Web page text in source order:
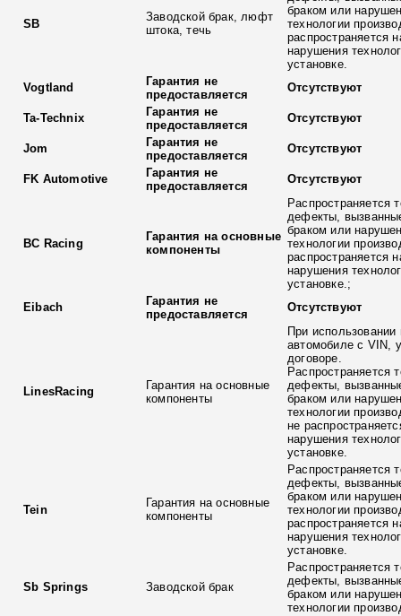
SB
Заводской брак, люфт
штока, течь
браком или
технологии
распространяется
нарушения
установке.
Vogtland
Гарантия не
предоставляется
Отсутствуют
Ta-Technix
Гарантия не
предоставляется
Отсутствуют
Jom
Гарантия не
предоставляется
Отсутствуют
FK Automotive
Гарантия не
предоставляется
Отсутствуют
BC Racing
Гарантия на основные
компоненты
Распространяется
дефекты,
браком или
технологии
распространяется
нарушения
установке.;
Eibach
Гарантия не
предоставляется
Отсутствуют
LinesRacing
Гарантия на основные
компоненты
При использовании
автомобиле с VIN,
договоре.
Распространяется
дефекты,
браком или
технологии
не
нарушения
установке.
Tein
Гарантия на основные
компоненты
Распространяется
дефекты,
браком или
технологии
распространяется
нарушения
установке.
Sb Springs Заводской брак
Распространяется
дефекты,
браком или
технологии